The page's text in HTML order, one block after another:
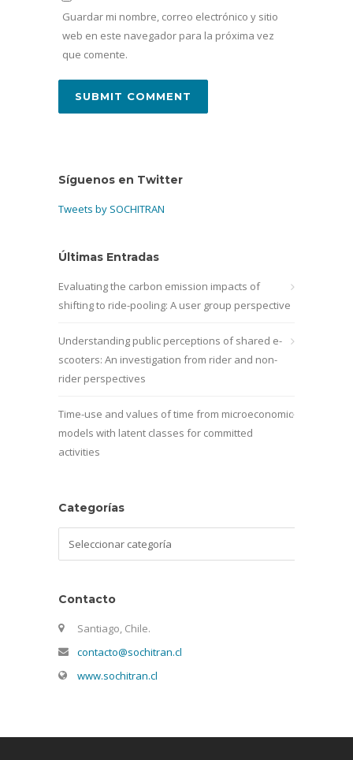
Guardar mi nombre, correo electrónico y sitio
web en este navegador para la próxima vez
que comente.
Síguenos en Twitter
Tweets by SOCHITRAN
Últimas Entradas
Evaluating the carbon emission impacts of
shifting to ride-pooling: A user group perspective
Understanding public perceptions of shared e-
scooters: An investigation from rider and non-
rider perspectives
Time-use and values of time from microeconomic
models with latent classes for committed
activities
Categorías
Contacto
Santiago, Chile.
contacto@sochitran.cl
www.sochitran.cl